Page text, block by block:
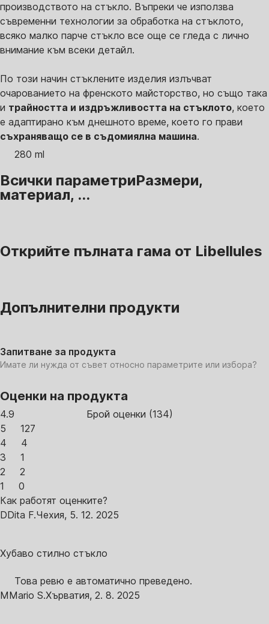
производството на стъкло. Въпреки че използва
съвременни технологии за обработка на стъклото,
всяко малко парче стъкло все още се гледа с лично
внимание към всеки детайл.
По този начин стъклените изделия излъчват
очарованието на френското майсторство, но също така
и трайността и издръжливостта на стъклото, което
е адаптирано към днешното време, което го прави
съхраняващо се в съдомиялна машина.
280 ml
Всички параметриРазмери,
материал, ...
Открийте пълната гама от Libellules
Допълнителни продукти
Запитване за продукта
Имате ли нужда от съвет относно параметрите или избора?
Оценки на продукта
4.9 Брой оценки (134)
5
127
4
4
3
1
2
2
1
0
Как работят оценките?
DDita F.Чехия, 5. 12. 2025
Хубаво стилно стъкло
Това ревю е автоматично преведено.
MMario S.Хърватия, 2. 8. 2025